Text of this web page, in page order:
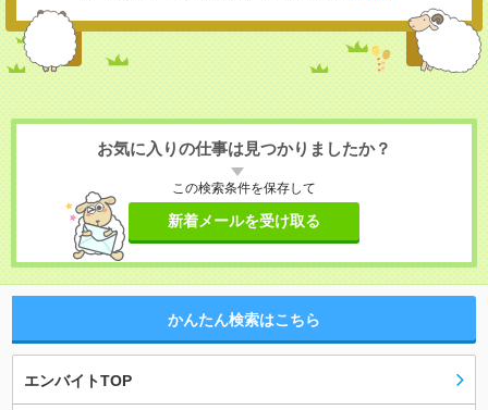
お気に入りの仕事は見つかりましたか？
この検索条件を保存して
新着メールを受け取る
かんたん検索はこちら
エンバイトTOP